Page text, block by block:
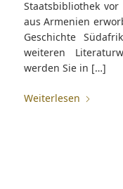
Staatsbibliothek
aus Armenien
Geschichte
weiteren
werden Sie in […]
Weiterlesen